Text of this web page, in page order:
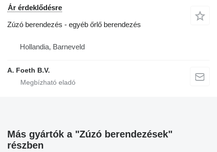
Ár érdeklődésre
Zúzó berendezés - egyéb őrlő berendezés
Hollandia, Barneveld
A. Foeth B.V.
Más gyártók a "Zúzó berendezések"
részben